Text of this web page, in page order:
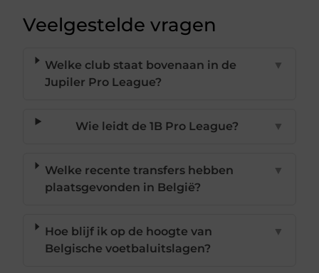
Veelgestelde vragen
Welke club staat bovenaan in de
Jupiler Pro League?
▼
Wie leidt de 1B Pro League? ▼
Welke recente transfers hebben
plaatsgevonden in België?
▼
Hoe blijf ik op de hoogte van
Belgische voetbaluitslagen?
▼